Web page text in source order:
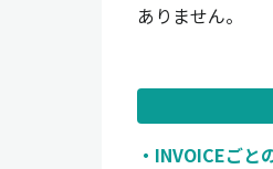
ありません。
INVOICEごと